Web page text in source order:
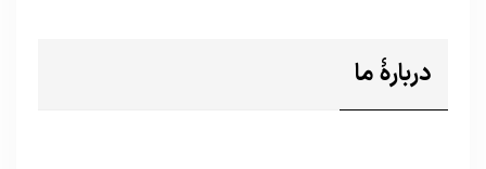
دربارۀ ما